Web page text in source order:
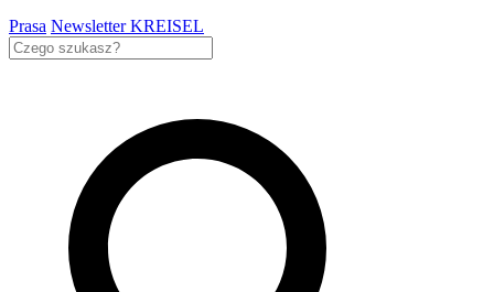
Prasa Newsletter KREISEL